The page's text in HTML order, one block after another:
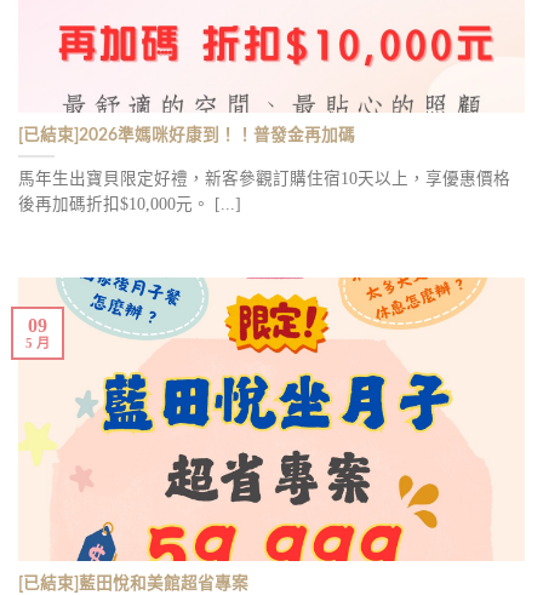
[已結束]2026準媽咪好康到！！普發金再加碼
馬年生出寶貝限定好禮，新客參觀訂購住宿10天以上，享優惠價格
後再加碼折扣$10,000元。 [...]
[已結束]藍田悅和美館超省專案
09
5 月